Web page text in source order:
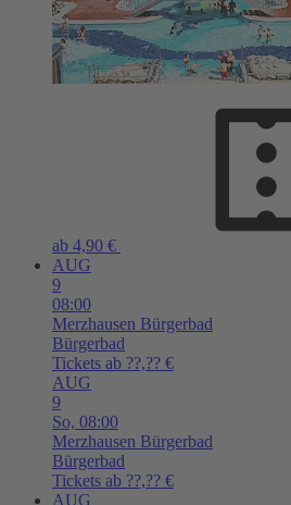
ab 4,90 €
AUG
9
08:00
Merzhausen Bürgerbad
Bürgerbad
Tickets ab ??,?? €
AUG
9
So, 08:00
Merzhausen Bürgerbad
Bürgerbad
Tickets ab ??,?? €
AUG